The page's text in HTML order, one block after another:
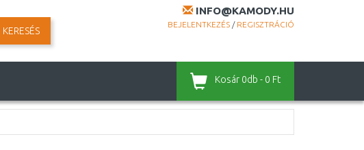
INFO@KAMODY.HU
BEJELENTKEZÉS / REGISZTRÁCIÓ
KERESÉS
Kosár 0db - 0 Ft